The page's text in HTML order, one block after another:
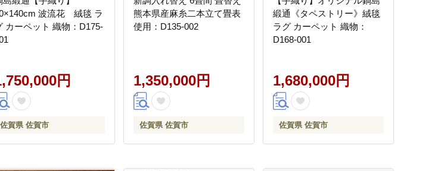
波流花 絨毯 ラ
カーペット 織物：D175-
円
佐賀県 佐賀市
熊本県産麻糸二本立て畳表
使用：D135-002
1,350,000円
佐賀県 佐賀市
緞通《タペストリー》絨毯
ラグ カーペット 織物：
D168-001
1,680,000円
佐賀県 佐賀市